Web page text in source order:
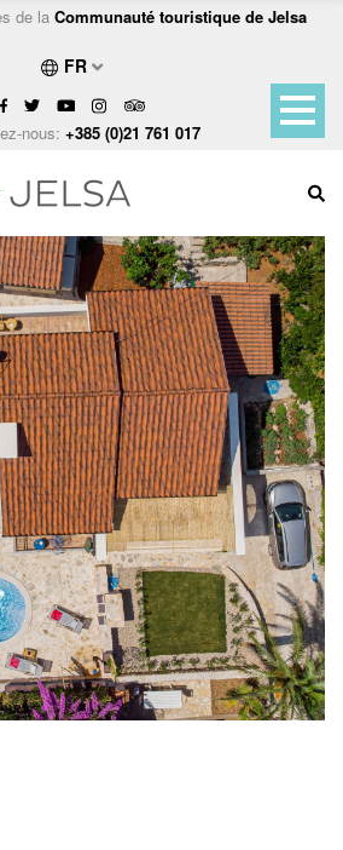
de la Communauté touristique de Jelsa
FR
nous: +385 (0)21 761 017